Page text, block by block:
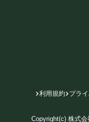
利用規約 プラ
Copyright(c) 株式